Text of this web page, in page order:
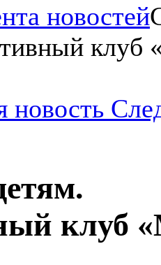
новостей
клуб
клуб